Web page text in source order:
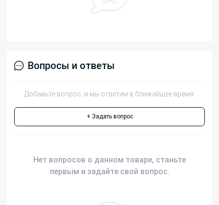
Вопросы и ответы
Добавьте вопрос, и мы ответим в ближайшее время.
+ Задать вопрос
Нет вопросов о данном товаре, станьте
первым и задайте свой вопрос.